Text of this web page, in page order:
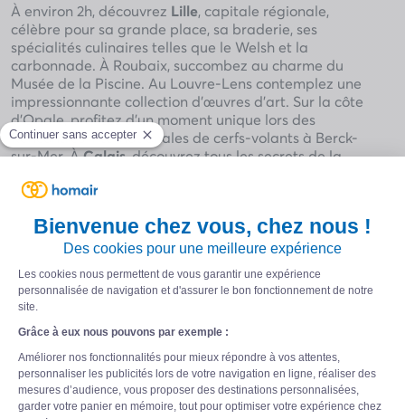
À environ 2h, découvrez Lille, capitale régionale,
célèbre pour sa grande place, sa braderie, ses
spécialités culinaires telles que le Welsh et la
carbonnade. À Roubaix, succombez au charme du
Musée de la Piscine. Au Louvre-Lens contemplez une
impressionnante collection d’œuvres d’art. Sur la côte
d’Opale, profitez d’un moment unique lors des
Rencontres internationales de cerfs-volants à Berck-
sur-Mer. ÀCalais, découvrez tous les secrets de la
Découvrir les Hauts-de-France